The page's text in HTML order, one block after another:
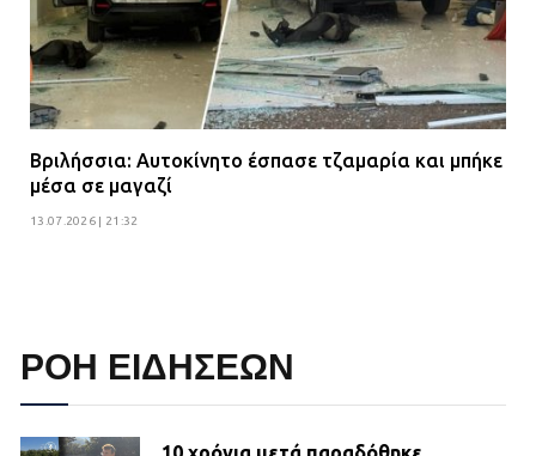
Βριλήσσια: Αυτοκίνητο έσπασε τζαμαρία και μπήκε
μέσα σε μαγαζί
13.07.2026 | 21:32
ΡΟΗ ΕΙΔΗΣΕΩΝ